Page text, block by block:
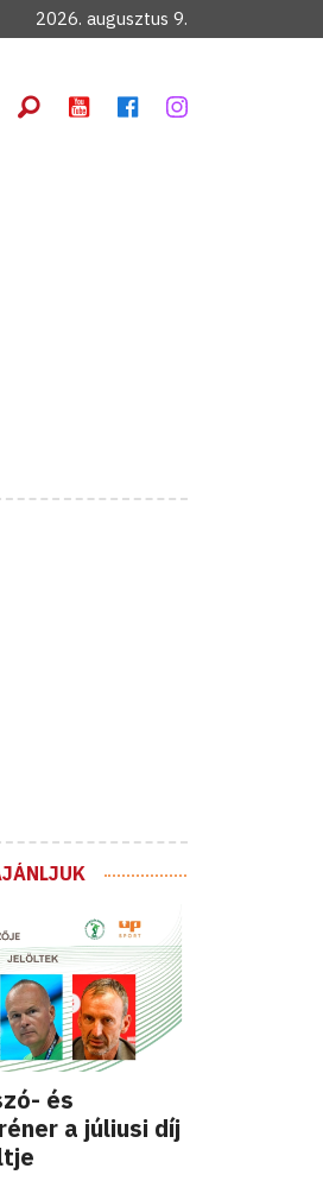
2026. augusztus 9.
és
a júliusi díj